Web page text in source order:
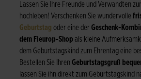
Lassen Sie Ihre Freunde und Verwandten
hochleben! Verschenken Sie wundervolle
Geburtstag oder eine der Geschenk-
dem Fleurop-Shop als kleine
dem Geburtstagskind zum Ehrentag eine
Bestellen Sie Ihren Geburtstagsgruß
lassen Sie ihn direkt zum Geburtstagskind